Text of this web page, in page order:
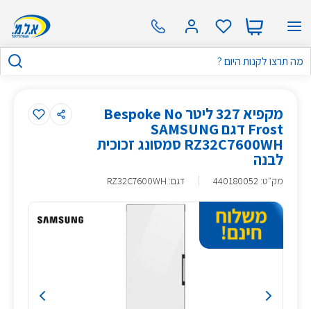
מקפיא 327 ליטר Bespoke No
Frost דגם SAMSUNG
RZ32C7600WH סמסונג זכוכית
לבנה
מק״ט:
440180052 דגם: RZ32C7600WH